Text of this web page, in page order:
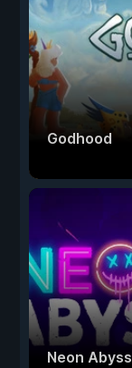
Godhood
Neon Abyss